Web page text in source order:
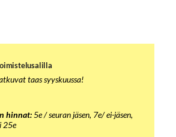
taas syyskuussa!
hinnat:5e / seuran jäsen, 7e/ ei-jäsen,
25e